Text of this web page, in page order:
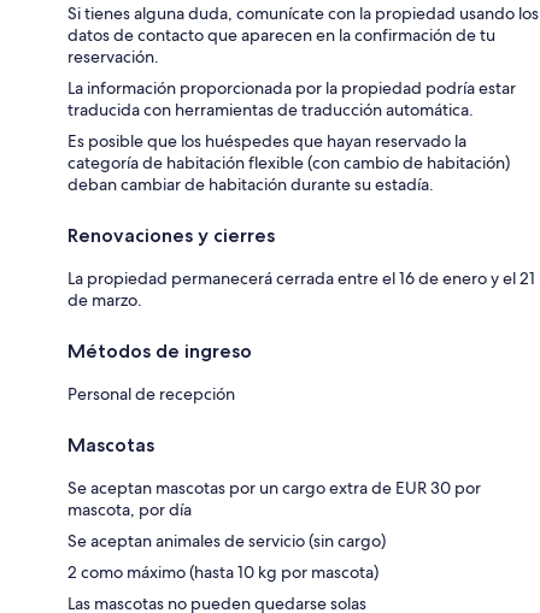
Si tienes alguna duda, comunícate con la propiedad usando los
datos de contacto que aparecen en la confirmación de tu
reservación.
La información proporcionada por la propiedad podría estar
traducida con herramientas de traducción automática.
Es posible que los huéspedes que hayan reservado la
categoría de habitación flexible (con cambio de habitación)
deban cambiar de habitación durante su estadía.
Renovaciones y cierres
La propiedad permanecerá cerrada entre el 16 de enero y el 21
de marzo.
Métodos de ingreso
Personal de recepción
Mascotas
Se aceptan mascotas por un cargo extra de EUR 30 por
mascota, por día
Se aceptan animales de servicio (sin cargo)
2 como máximo (hasta 10 kg por mascota)
Las mascotas no pueden quedarse solas